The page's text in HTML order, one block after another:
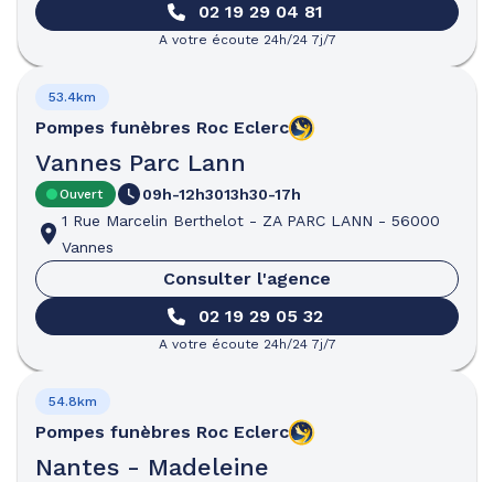
02 19 29 04 81
A votre écoute 24h/24 7j/7
Pompes funèbres Roc Eclerc
Vannes Parc Lann
53.4km
Ouvert 09h-12h3013h30-17h
1 Rue Marcelin Berthelot - ZA PARC LANN - 56000
Vannes
Consulter l'agence
02 19 29 05 32
A votre écoute 24h/24 7j/7
Pompes funèbres Roc Eclerc
Nantes - Madeleine
54.8km